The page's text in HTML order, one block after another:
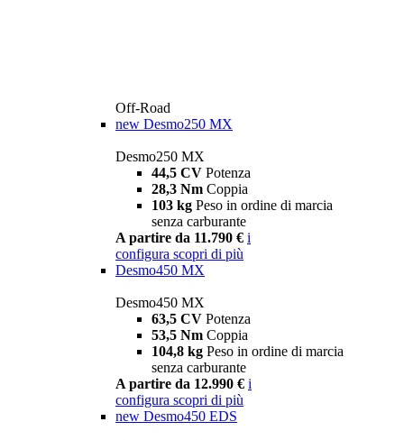
Off-Road
new Desmo250 MX
Desmo250 MX
44,5 CV Potenza
28,3 Nm Coppia
103 kg Peso in ordine di marcia
senza carburante
A partire da 11.790 € i
configura scopri di più
Desmo450 MX
Desmo450 MX
63,5 CV Potenza
53,5 Nm Coppia
104,8 kg Peso in ordine di marcia
senza carburante
A partire da 12.990 € i
configura scopri di più
new Desmo450 EDS